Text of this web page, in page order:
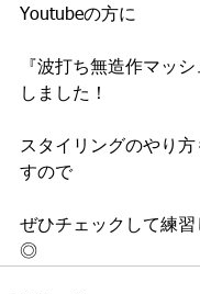
Youtubeの方に
『波打ち無造作マッ
しました！
スタイリングのやり方
すので
ぜひチェックして練
◎